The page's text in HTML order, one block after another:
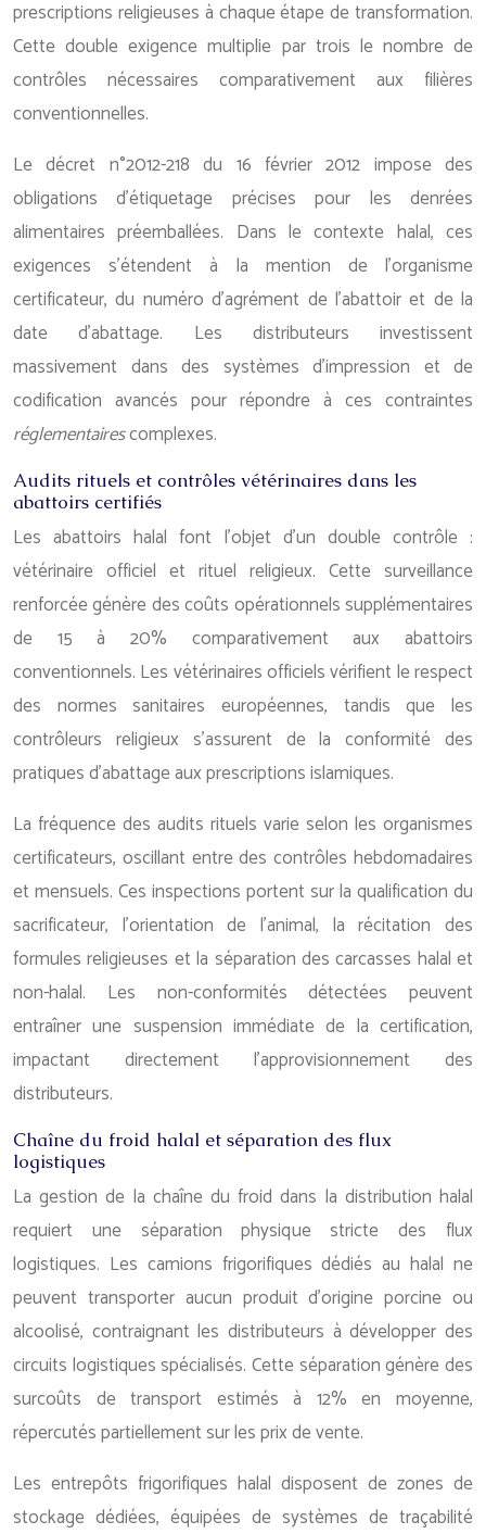
prescriptions religieuses à chaque étape de transformation.
Cette double exigence multiplie par trois le nombre de
contrôles nécessaires comparativement aux filières
conventionnelles.
Le décret n°2012-218 du 16 février 2012 impose des
obligations d’étiquetage précises pour les denrées
alimentaires préemballées. Dans le contexte halal, ces
exigences s’étendent à la mention de l’organisme
certificateur, du numéro d’agrément de l’abattoir et de la
date d’abattage. Les distributeurs investissent
massivement dans des systèmes d’impression et de
codification avancés pour répondre à ces contraintes
réglementairescomplexes.
Audits rituels et contrôles vétérinaires dans les
abattoirs certifiés
Les abattoirs halal font l’objet d’un double contrôle :
vétérinaire officiel et rituel religieux. Cette surveillance
renforcée génère des coûts opérationnels supplémentaires
de 15 à 20% comparativement aux abattoirs
conventionnels. Les vétérinaires officiels vérifient le respect
des normes sanitaires européennes, tandis que les
contrôleurs religieux s’assurent de la conformité des
pratiques d’abattage aux prescriptions islamiques.
La fréquence des audits rituels varie selon les organismes
certificateurs, oscillant entre des contrôles hebdomadaires
et mensuels. Ces inspections portent sur la qualification du
sacrificateur, l’orientation de l’animal, la récitation des
formules religieuses et la séparation des carcasses halal et
non-halal. Les non-conformités détectées peuvent
entraîner une suspension immédiate de la certification,
impactant directement l’approvisionnement des
distributeurs.
Chaîne du froid halal et séparation des flux
logistiques
La gestion de la chaîne du froid dans la distribution halal
requiert une séparation physique stricte des flux
logistiques. Les camions frigorifiques dédiés au halal ne
peuvent transporter aucun produit d’origine porcine ou
alcoolisé, contraignant les distributeurs à développer des
circuits logistiques spécialisés. Cette séparation génère des
surcoûts de transport estimés à 12% en moyenne,
répercutés partiellement sur les prix de vente.
Les entrepôts frigorifiques halal disposent de zones de
stockage dédiées, équipées de systèmes de traçabilité